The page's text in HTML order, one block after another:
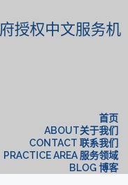
授权中文服务机
首页
ABOUT关于我们
CONTACT 联系我们
PRACTICE AREA 服务领域
BLOG 博客